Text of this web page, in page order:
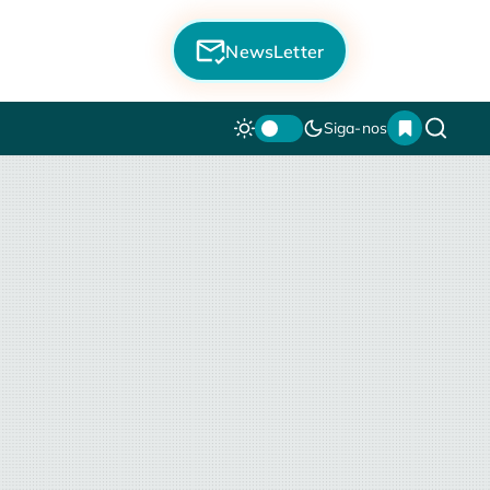
NewsLetter
Siga-nos